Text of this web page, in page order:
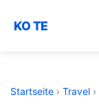
KO TE
Startseite › Travel ›